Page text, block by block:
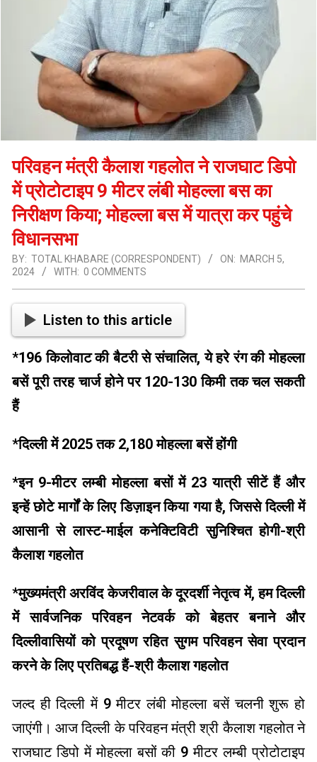
परिवहन मंत्री कैलाश गहलोत ने राजघाट डिपो
में प्रोटोटाइप 9 मीटर लंबी मोहल्ला बस का
निरीक्षण किया; मोहल्ला बस में यात्रा कर पहुंचे
विधानसभा
BY: TOTAL KHABARE (CORRESPONDENT) ON: MARCH 5,
2024
WITH: 0 COMMENTS
Listen to this article
*196 किलोवाट की बैटरी से संचालित, ये हरे रंग की मोहल्ला
बसें पूरी तरह चार्ज होने पर 120-130 किमी तक चल सकती
हैं
*दिल्ली में 2025 तक 2,180 मोहल्ला बसें होंगी
*इन 9-मीटर लम्बी मोहल्ला बसों में 23 यात्री सीटें हैं और
इन्हें छोटे मार्गों के लिए डिज़ाइन किया गया है, जिससे दिल्ली में
आसानी से लास्ट-माईल कनेक्टिविटी सुनिश्चित होगी-श्री
कैलाश गहलोत
*मुख्यमंत्री अरविंद केजरीवाल के दूरदर्शी नेतृत्व में, हम दिल्ली
में सार्वजनिक परिवहन नेटवर्क को बेहतर बनाने और
दिल्लीवासियों को प्रदूषण रहित सुगम परिवहन सेवा प्रदान
करने के लिए प्रतिबद्ध हैं-श्री कैलाश गहलोत
जल्द ही दिल्ली में 9 मीटर लंबी मोहल्ला बसें चलनी शुरू हो
जाएंगी। आज दिल्ली के परिवहन मंत्री श्री कैलाश गहलोत ने
राजघाट डिपो में मोहल्ला बसों की 9 मीटर लम्बी प्रोटोटाइप